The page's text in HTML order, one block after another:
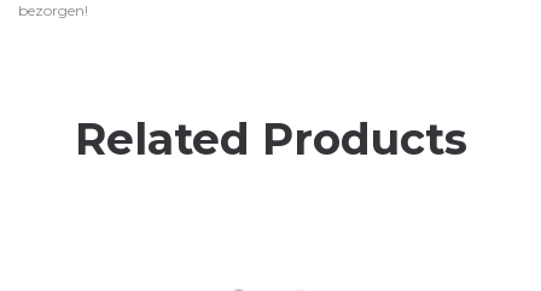
bezorgen!
Related Products